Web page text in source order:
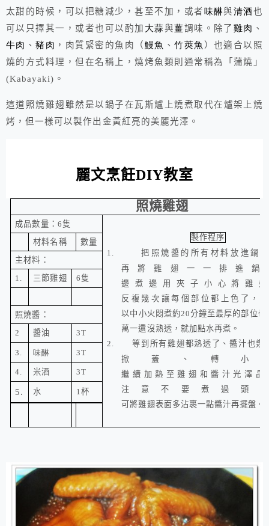
太甜的時候，可以把糖減少，甚至不加，或者 味醂與清酒也
可以只擇其一，或者也可以酌加 大蒜與薑調味。除了 雞肉 、
牛肉 、豬肉 ，肉質緊密的魚肉（ 鰻魚 、竹莢魚 ）也適合以照
燒的方式料理，但在名稱上，燒烤魚類則通常稱為「蒲燒」
(Kabayaki)。
這道照燒雞翅雖然是以鍋子在瓦斯爐上燒煮取代在爐架上燒
烤，但一樣可以製作出金黃紅亮的美麗光澤。
麗文烹飪DIY教室
照燒雞翅
成品數量： 6隻
製作程序
1.
把照燒醬的所有材料放進鍋
再將雞翅一一排進鍋
邊煮邊用夾子小心將雞
反複幾次讓每個部位都上色了，
以中小火悶煮約20分鐘至最厚的部位也
萬一還沒熟透，就加點水再煮。
2.
等到所有雞翅都熟透了、醬汁也幾
掀蓋、轉小
繼續加熱至雞翅和醬汁光澤晶
注意不要煮過頭
可將雞翅表面多沾裹一點醬汁再擺盤。
材料名稱
數量
主材料：
1.
三節雞翅 6隻
照燒醬：
2
醬油 3T
3. 味醂 3T
4. 米酒 3T
5. 水 1杯